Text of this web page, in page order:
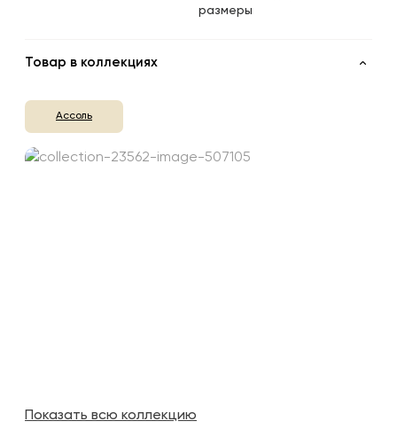
размеры
Товар в коллекциях
Ассоль
Показать всю коллекцию